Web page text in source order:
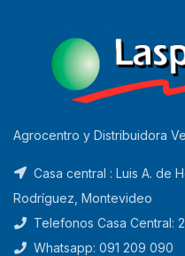
Agrocentro y Distribuidora
Casa central : Luis A. de
Rodríguez, Montevideo
Telefonos Casa Central:
Whatsapp: 091 209 090